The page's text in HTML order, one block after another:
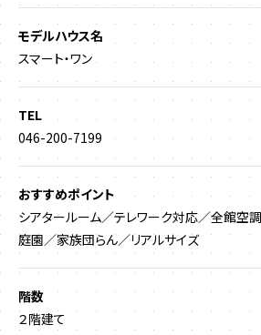
モデルハウス名
スマート・ワン
TEL
046-200-7199
おすすめポイント
シアタールーム／テレワーク対応／全館空
庭園／家族団らん／リアルサイズ
階数
２階建て